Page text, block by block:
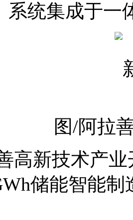
系统集成于一
图/阿拉
高新技术产
储能智能